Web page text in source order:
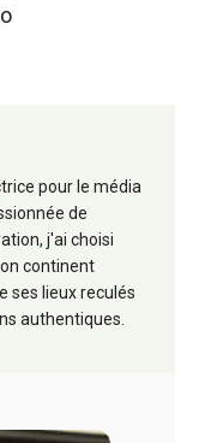
pour le média
de
j'ai choisi
continent
ses lieux reculés
authentiques.